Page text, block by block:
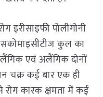
इरीसाइफी पोलीगोनी
कुल का
एवं अलैंगिक दोनों
चक्र कई बार एक ही
कारक क्षमता में कई